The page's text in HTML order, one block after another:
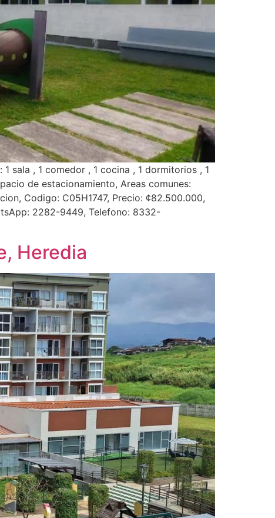
sala , 1 comedor , 1 cocina , 1 dormitorios , 1
de estacionamiento, Areas comunes:
Codigo: C05H1747, Precio: ¢82.500.000,
2282-9449, Telefono: 8332-
Heredia